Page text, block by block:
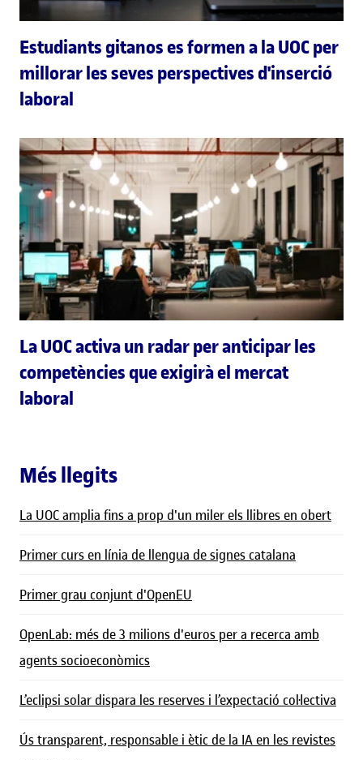
Estudiants gitanos es formen a la UOC per
millorar les seves perspectives d'inserció
laboral
La UOC activa un radar per anticipar les
competències que exigirà el mercat
laboral
Més llegits
La UOC amplia fins a prop d'un miler els llibres en obert
Primer curs en línia de llengua de signes catalana
Primer grau conjunt d'OpenEU
OpenLab: més de 3 milions d'euros per a recerca amb
agents socioeconòmics
L’eclipsi solar dispara les reserves i l’expectació col·lectiva
Ús transparent, responsable i ètic de la IA en les revistes